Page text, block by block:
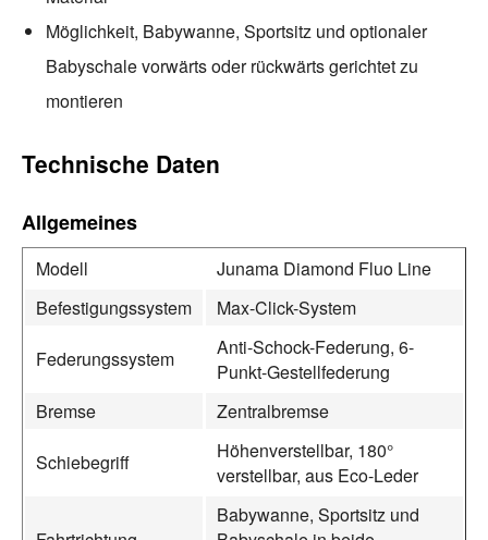
Möglichkeit, Babywanne, Sportsitz und optionaler
Babyschale vorwärts oder rückwärts gerichtet zu
montieren
Technische Daten
Allgemeines
Modell
Junama Diamond Fluo Line
Befestigungssystem
Max-Click-System
Federungssystem
Anti-Schock-Federung, 6-
Punkt-Gestellfederung
Bremse
Zentralbremse
Schiebegriff
Höhenverstellbar, 180°
verstellbar, aus Eco-Leder
Babywanne, Sportsitz und